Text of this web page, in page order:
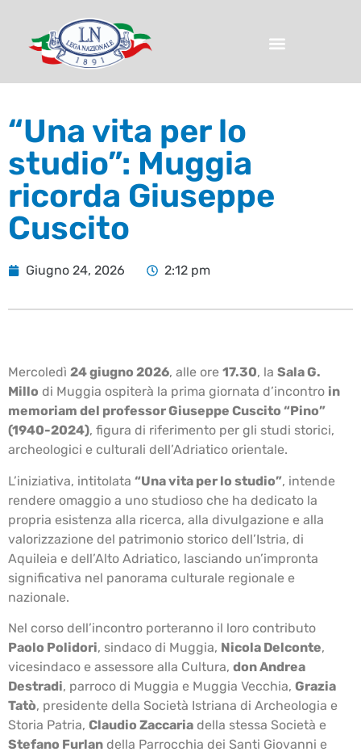
“Una vita per lo
studio”: Muggia
ricorda Giuseppe
Cuscito
Giugno 24, 2026 2:12 pm
Mercoledì 24 giugno 2026, alle ore 17.30, la Sala G.
Millo di Muggia ospiterà la prima giornata d’incontro in
memoriam del professor Giuseppe Cuscito “Pino”
(1940-2024), figura di riferimento per gli studi storici,
archeologici e culturali dell’Adriatico orientale.
L’iniziativa, intitolata “Una vita per lo studio”, intende
rendere omaggio a uno studioso che ha dedicato la
propria esistenza alla ricerca, alla divulgazione e alla
valorizzazione del patrimonio storico dell’Istria, di
Aquileia e dell’Alto Adriatico, lasciando un’impronta
significativa nel panorama culturale regionale e
nazionale.
Nel corso dell’incontro porteranno il loro contributo
Paolo Polidori, sindaco di Muggia, Nicola Delconte,
vicesindaco e assessore alla Cultura, don Andrea
Destradi, parroco di Muggia e Muggia Vecchia, Grazia
Tatò, presidente della Società Istriana di Archeologia e
Storia Patria, Claudio Zaccaria della stessa Società e
Stefano Furlan della Parrocchia dei Santi Giovanni e